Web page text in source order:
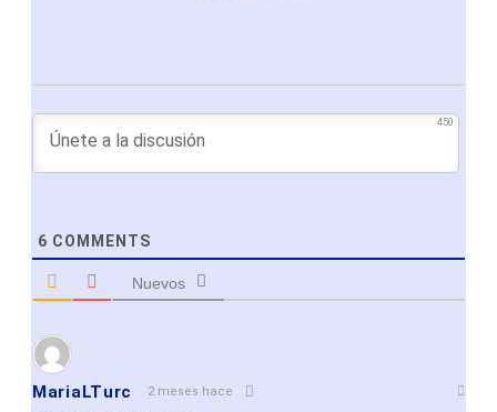
450
6 COMMENTS
Nuevos
MariaLTurc 2 meses hace